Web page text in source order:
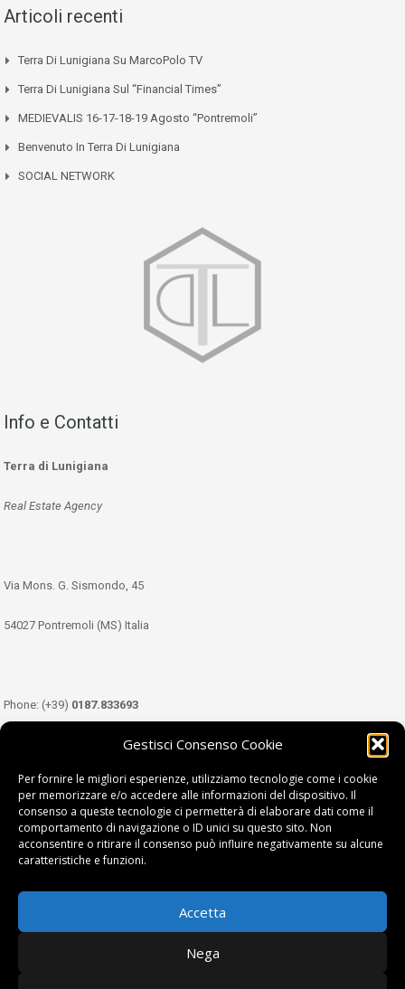
Gestisci Consenso Cookie
Per fornire le migliori esperienze, utilizziamo tecnologie come i cookie
per memorizzare e/o accedere alle informazioni del dispositivo. Il
consenso a queste tecnologie ci permetterà di elaborare dati come il
comportamento di navigazione o ID unici su questo sito. Non
acconsentire o ritirare il consenso può influire negativamente su alcune
caratteristiche e funzioni.
Accetta
Nega
Articoli recenti
Terra Di Lunigiana Su MarcoPolo TV
Terra Di Lunigiana Sul “Financial Times”
MEDIEVALIS 16-17-18-19 Agosto “Pontremoli”
Benvenuto In Terra Di Lunigiana
SOCIAL NETWORK
Info e Contatti
Terra di Lunigiana
Real Estate Agency
Via Mons. G. Sismondo, 45
54027 Pontremoli (MS) Italia
Phone: (+39) 0187.833693
349.3489333
Email:info@tdl.it
Terra di Lunigiana © di Filippi William - P.Iva 01374450458